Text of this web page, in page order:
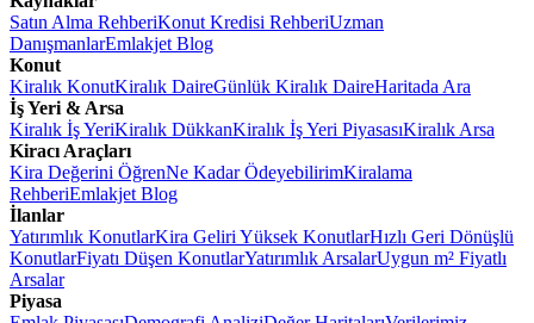
Satın Alma RehberiKonut Kredisi RehberiUzman
DanışmanlarEmlakjet Blog
Konut
Kiralık KonutKiralık DaireGünlük Kiralık DaireHaritada Ara
İş Yeri & Arsa
Kiralık İş YeriKiralık DükkanKiralık İş Yeri PiyasasıKiralık Arsa
Kiracı Araçları
Kira Değerini ÖğrenNe Kadar ÖdeyebilirimKiralama
RehberiEmlakjet Blog
İlanlar
Yatırımlık KonutlarKira Geliri Yüksek KonutlarHızlı Geri Dönüşlü
KonutlarFiyatı Düşen KonutlarYatırımlık ArsalarUygun m² Fiyatlı
Arsalar
Piyasa